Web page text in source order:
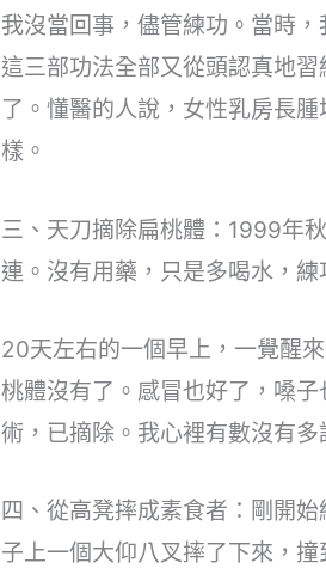
我沒當回事，儘管練功。當時
這三部功法全部又從頭認真地
了。懂醫的人說，女性乳房長
樣。
三、天刀摘除扁桃體：1999年
連。沒有用藥，只是多喝水，練
20天左右的一個早上，一覺醒
桃體沒有了。感冒也好了，嗓
術，已摘除。我心裡有數沒有
四、從高凳摔成素食者：剛開
子上一個大仰八叉摔了下來，